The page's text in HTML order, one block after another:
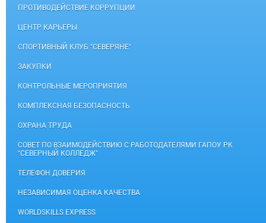
ПРОТИВОДЕЙСТВИЕ КОРРУПЦИИ
ЦЕНТР КАРЬЕРЫ
СПОРТИВНЫЙ КЛУБ "СЕВЕРЯНЕ"
ЗАКУПКИ
КОНТРОЛЬНЫЕ МЕРОПРИЯТИЯ
КОМПЛЕКСНАЯ БЕЗОПАСНОСТЬ
ОХРАНА ТРУДА
СОВЕТ ПО ВЗАИМОДЕЙСТВИЮ С РАБОТОДАТЕЛЯМИ ГАПОУ РК
"СЕВЕРНЫЙ КОЛЛЕДЖ"
ТЕЛЕФОН ДОВЕРИЯ
НЕЗАВИСИМАЯ ОЦЕНКА КАЧЕСТВА
WORLDSKILLS EXPRESS